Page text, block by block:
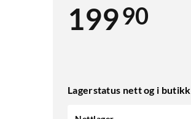
19990
Lagerstatus nett og i butikk